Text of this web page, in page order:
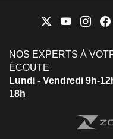
NOS EXPERTS À
ÉCOUTE
Lundi - Vendredi 9h-
18h